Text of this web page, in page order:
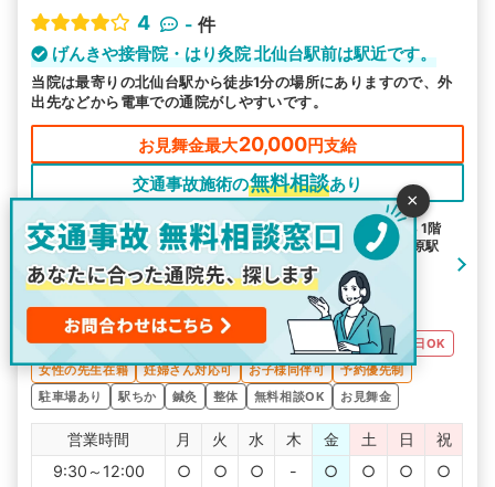
4
- 件
げんきや接骨院・はり灸院 北仙台駅前は駅近です。
当院は最寄りの北仙台駅から徒歩1分の場所にありますので、外
出先などから電車での通院がしやすいです。
お見舞金最大20,000円支給
交通事故施術の無料相談あり
住所：宮城県仙台市青葉区昭和町5-33 1階
最寄り駅： 北仙台駅 / 北四番丁駅 / 台原駅
アクセス：北仙台駅から徒歩2分
駐車場：有（3台）
交通事故対応 土日OK 土曜日OK 日曜日OK 日祝OK
祝日OK
女性の先生在籍
妊婦さん対応可 お子様同伴可
予約優先制
駐車場あり
駅ちか 鍼灸 整体 無料相談OK お見舞金
営業時間 月 火 水 木 金 土 日
祝
9:30～12:00
○ ○ ○ - ○ ○ ○ ○
×